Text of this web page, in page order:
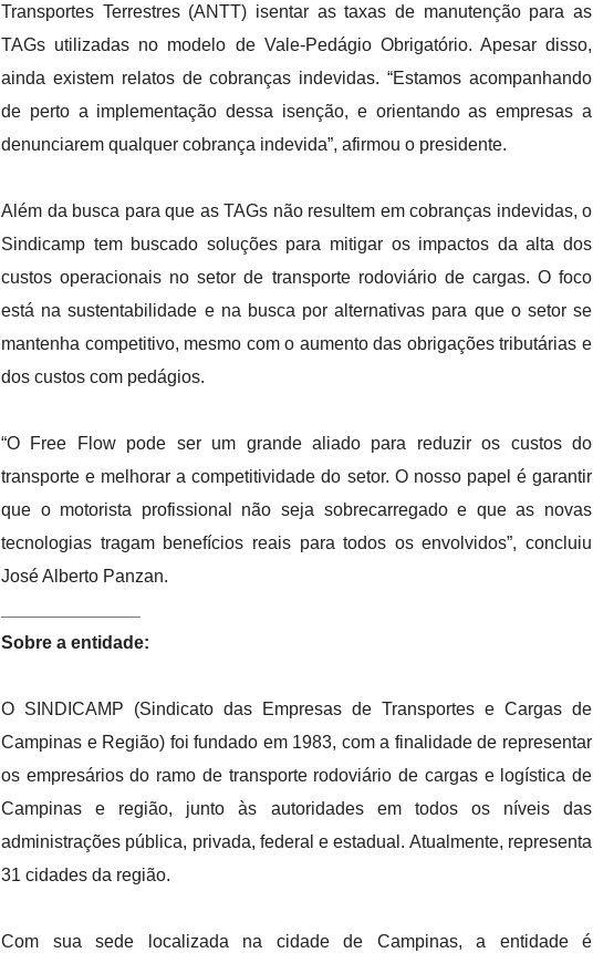
Transportes Terrestres (ANTT) isentar as taxas de manutenção para as
TAGs utilizadas no modelo de Vale-Pedágio Obrigatório. Apesar disso,
ainda existem relatos de cobranças indevidas. “Estamos acompanhando
de perto a implementação dessa isenção, e orientando as empresas a
denunciarem qualquer cobrança indevida”, afirmou o presidente.
Além da busca para que as TAGs não resultem em cobranças indevidas, o
Sindicamp tem buscado soluções para mitigar os impactos da alta dos
custos operacionais no setor de transporte rodoviário de cargas. O foco
está na sustentabilidade e na busca por alternativas para que o setor se
mantenha competitivo, mesmo com o aumento das obrigações tributárias e
dos custos com pedágios.
“O Free Flow pode ser um grande aliado para reduzir os custos do
transporte e melhorar a competitividade do setor. O nosso papel é garantir
que o motorista profissional não seja sobrecarregado e que as novas
tecnologias tragam benefícios reais para todos os envolvidos”, concluiu
José Alberto Panzan.
Sobre a entidade:
O SINDICAMP (Sindicato das Empresas de Transportes e Cargas de
Campinas e Região) foi fundado em 1983, com a finalidade de representar
os empresários do ramo de transporte rodoviário de cargas e logística de
Campinas e região, junto às autoridades em todos os níveis das
administrações pública, privada, federal e estadual. Atualmente, representa
31 cidades da região.
Com sua sede localizada na cidade de Campinas, a entidade é